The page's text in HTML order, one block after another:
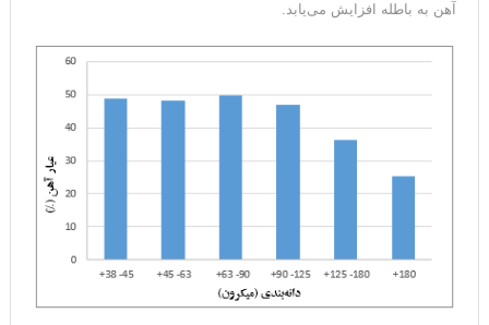
آهن به باطله افزایش می‌یابد.